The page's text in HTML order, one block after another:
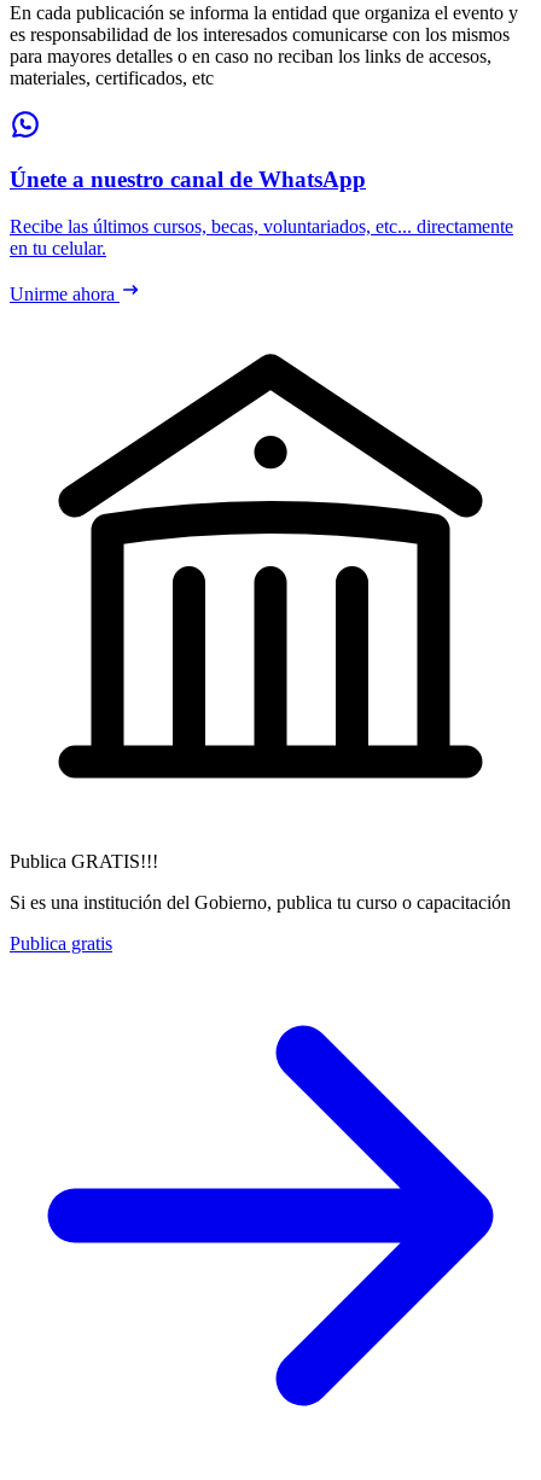
En cada publicación se informa la entidad que organiza el evento y
es responsabilidad de los interesados comunicarse con los mismos
para mayores detalles o en caso no reciban los links de accesos,
materiales, certificados, etc
Únete a nuestro canal de WhatsApp
Recibe las últimos cursos, becas, voluntariados, etc... directamente
en tu celular.
Unirme ahora
Publica GRATIS!!!
Si es una institución del Gobierno, publica tu curso o capacitación
Publica gratis